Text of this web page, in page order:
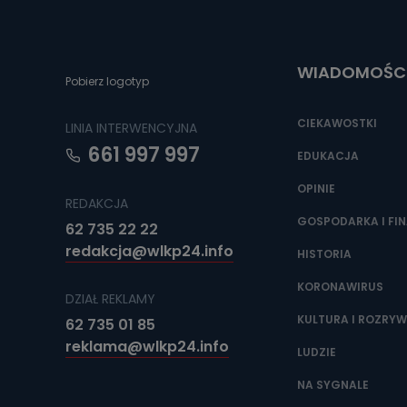
Jakie
źródeł
adres
Jak
Pobierz logotyp
LINIA INTERWENCYJNA
661 997 997
REDAKCJA
62 735 22 22
redakcja@wlkp24.info
DZIAŁ REKLAMY
62 735 01 85
reklama@wlkp24.info
CIEKAWOSTKI
EDUKACJA
OPINIE
GOSPODARKA I
HISTORIA
KORONAWIRUS
KULTURA I
LUDZIE
NA SYGNALE